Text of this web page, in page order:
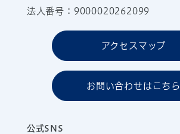
法人番号：9000020262099
アクセスマップ
お問い合わせはこちら
公式SNS